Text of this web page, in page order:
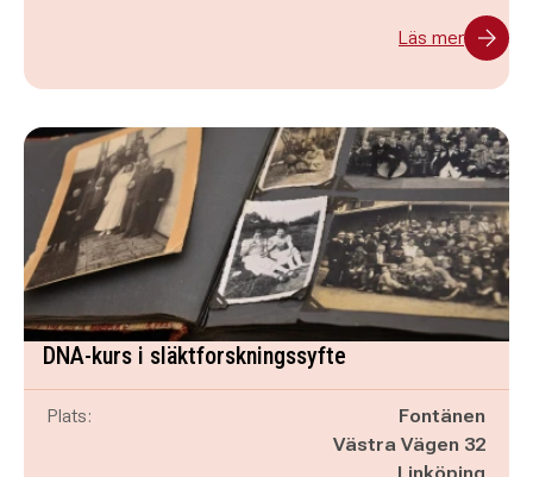
Läs mer
DNA-kurs i släktforskningssyfte
Plats:
Fontänen
Västra Vägen 32